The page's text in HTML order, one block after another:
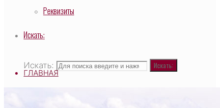
Реквизиты
Искать:
Искать: Искать:
ГЛАВНАЯ